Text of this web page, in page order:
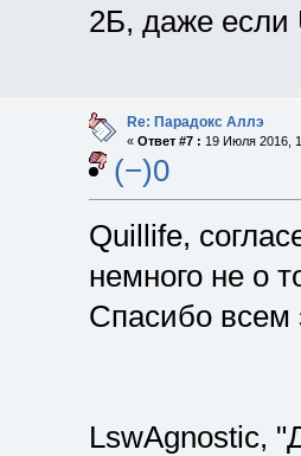
2Б, даже если
Re: Парадокс Аллэ
« Ответ #7 : 19 Июля 2016,
(−)0
Quillife,
немного не о
Спасибо всем
LswAgnostic,